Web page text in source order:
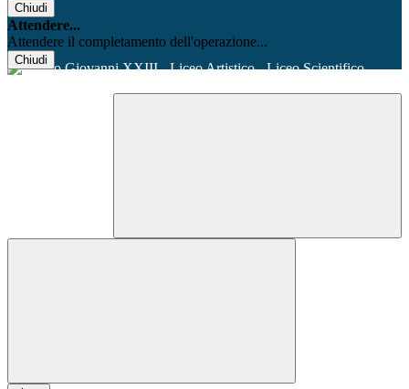
Chiudi
Attendere...
Attendere il completamento dell'operazione...
Chiudi